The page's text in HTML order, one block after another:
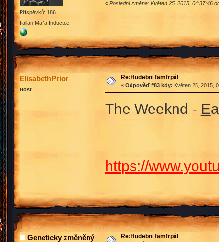
Příspěvků: 186
Italian Mafia Inductee
« Poslední změna: Květen 25, 2015, 04:37:46
ElisabethPrior
Host
Re:Hudební famfrpál
« Odpověď #83 kdy: Květen 25, 2015,
The Weeknd - E
https://
Geneticky změněný
Re:Hudební famfrpál